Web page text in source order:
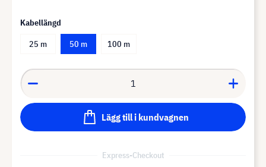
Kabellängd
25 m
50 m 100 m
Lägg till i kundvagnen
Express-Checkout